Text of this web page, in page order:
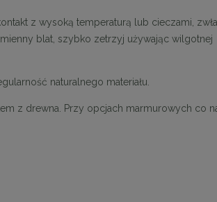
MaMaison stolik CAVEA 40 marmur /
trawertyn
Cena regularna:1 999,00 zł
z wysoką temperaturą lub cieczami,
blat, szybko zetrzyj używając wilgotnej
naturalnego materiału.
z drewna. Przy opcjach marmurowych co